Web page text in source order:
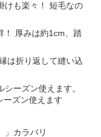
短毛なの
厚みは約1cm、踏
は折り返して縫い込
ーズン使えます